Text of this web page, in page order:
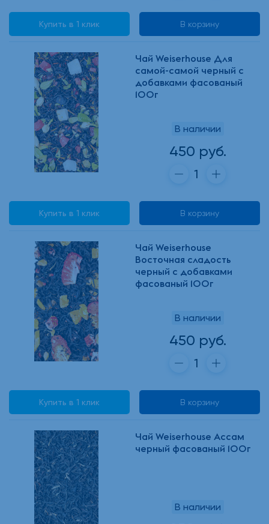
Купить в 1 клик В корзину
Чай Weiserhouse Для
самой-самой черный с
добавками фасованый
100г
В наличии
450 руб.
Купить в 1 клик В корзину
Чай Weiserhouse
Восточная сладость
черный с добавками
фасованый 100г
В наличии
450 руб.
Купить в 1 клик В корзину
Чай Weiserhouse Ассам
черный фасованый 100г
В наличии